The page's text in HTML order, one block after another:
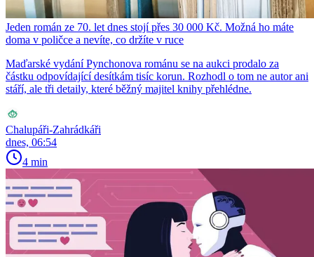
Jeden román ze 70. let dnes stojí přes 30 000 Kč. Možná ho máte
doma v poličce a nevíte, co držíte v ruce
Maďarské vydání Pynchonova románu se na aukci prodalo za
částku odpovídající desítkám tisíc korun. Rozhodl o tom ne autor ani
stáří, ale tři detaily, které běžný majitel knihy přehlédne.
Chalupáři-Zahrádkáři
dnes, 06:54
4 min